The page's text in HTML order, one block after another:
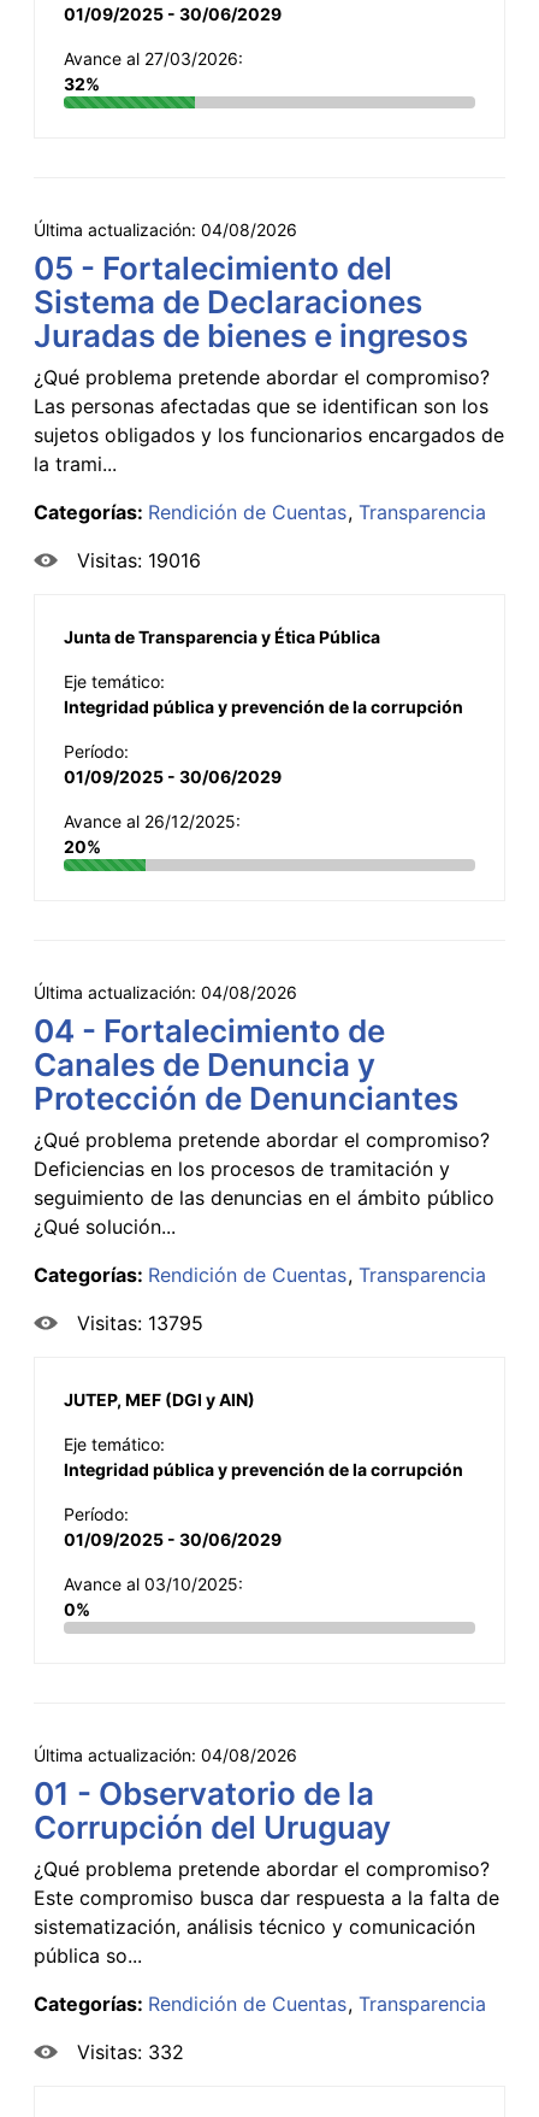
01/09/2025 - 30/06/2029
Avance al 27/03/2026:
32%
Última actualización: 04/08/2026
05 - Fortalecimiento del
Sistema de Declaraciones
Juradas de bienes e ingresos
¿Qué problema pretende abordar el compromiso?
Las personas afectadas que se identifican son los
sujetos obligados y los funcionarios encargados de
la trami...
Categorías: Rendición de Cuentas Transparencia
Visitas: 19016
Junta de Transparencia y Ética Pública
Eje temático:
Integridad pública y prevención de la corrupción
Período:
01/09/2025 - 30/06/2029
Avance al 26/12/2025:
20%
Última actualización: 04/08/2026
04 - Fortalecimiento de
Canales de Denuncia y
Protección de Denunciantes
¿Qué problema pretende abordar el compromiso?
Deficiencias en los procesos de tramitación y
seguimiento de las denuncias en el ámbito público
¿Qué solución...
Categorías: Rendición de Cuentas Transparencia
Visitas: 13795
JUTEP, MEF (DGI y AIN)
Eje temático:
Integridad pública y prevención de la corrupción
Período:
01/09/2025 - 30/06/2029
Avance al 03/10/2025:
0%
Última actualización: 04/08/2026
01 - Observatorio de la
Corrupción del Uruguay
¿Qué problema pretende abordar el compromiso?
Este compromiso busca dar respuesta a la falta de
sistematización, análisis técnico y comunicación
pública so...
Categorías: Rendición de Cuentas Transparencia
Visitas: 332